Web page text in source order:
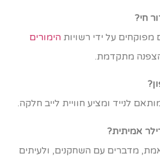
חי?
על ידי רשויותהימורים
מתקדמת.
לנייד ומציע חוויית לייב חלקה.
אמיתית?
מדברים עם השחקנים, ולעיתים